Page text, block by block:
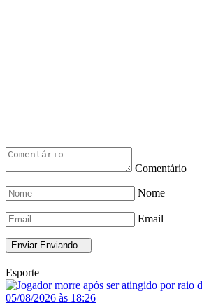
Comentário
Nome
Email
Enviar Enviando...
Esporte
05/08/2026 às 18:26